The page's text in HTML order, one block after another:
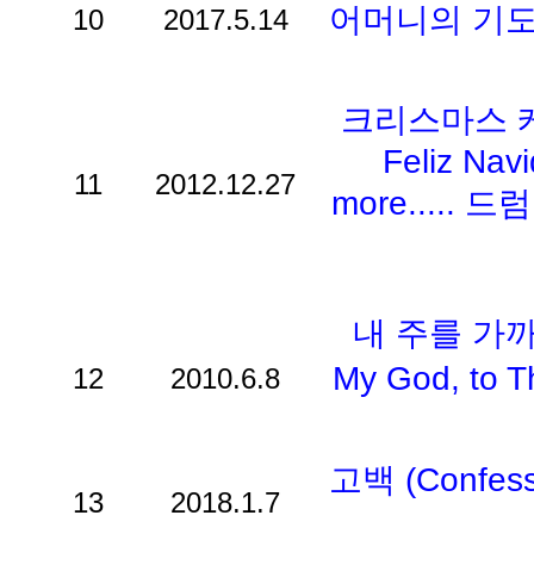
10 2017.5.14 어머니의 기
11 2012.12.27
크리스마스
Feliz
more..... 드
12 2010.6.8
내 주를 가
My God, to
13 2018.1.7
고백